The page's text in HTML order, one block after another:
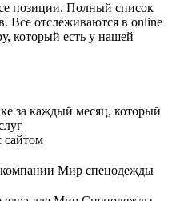
позиции. Полный список
Все отслеживаются в online
который есть у нашей
за каждый месяц, который
сайтом
Мир спецодежды